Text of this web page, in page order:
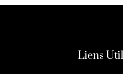
Liens